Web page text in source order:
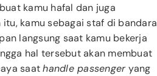
kamu hafal dan juga
kamu sebagai staf di bandara
langsung saat kamu bekerja
hal tersebut akan membuat
saathandle passengeryang